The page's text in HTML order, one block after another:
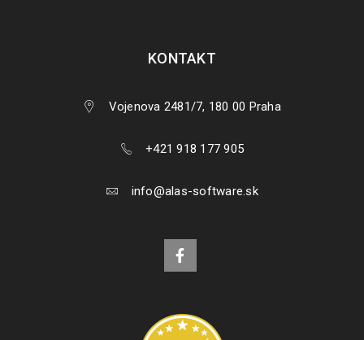
KONTAKT
Vojenova 2481/7, 180 00 Praha
+421 918 177 905
info@alas-software.sk